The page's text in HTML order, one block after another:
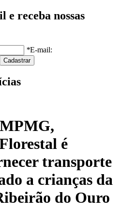
e receba nossas
*E-mail:
é
transporte
a crianças da
do Ouro